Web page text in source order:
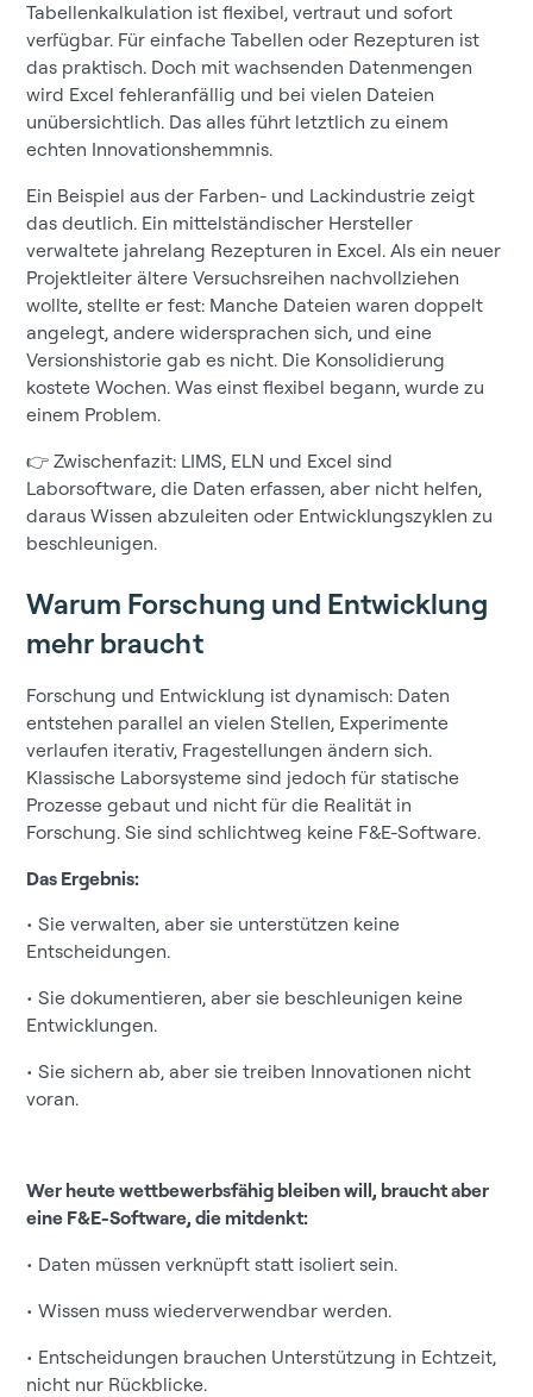
Tabellenkalkulation ist flexibel, vertraut und sofort
verfügbar. Für einfache Tabellen oder Rezepturen ist
das praktisch. Doch mit wachsenden Datenmengen
wird Excel fehleranfällig und bei vielen Dateien
unübersichtlich. Das alles führt letztlich zu einem
echten Innovationshemmnis.
Ein Beispiel aus der Farben- und Lackindustrie zeigt
das deutlich. Ein mittelständischer Hersteller
verwaltete jahrelang Rezepturen in Excel. Als ein neuer
Projektleiter ältere Versuchsreihen nachvollziehen
wollte, stellte er fest: Manche Dateien waren doppelt
angelegt, andere widersprachen sich, und eine
Versionshistorie gab es nicht. Die Konsolidierung
kostete Wochen. Was einst flexibel begann, wurde zu
einem Problem.
👉 Zwischenfazit: LIMS, ELN und Excel sind
Laborsoftware, die Daten erfassen, aber nicht helfen,
daraus Wissen abzuleiten oder Entwicklungszyklen zu
beschleunigen.
Warum Forschung und Entwicklung
mehr braucht
Forschung und Entwicklung ist dynamisch: Daten
entstehen parallel an vielen Stellen, Experimente
verlaufen iterativ, Fragestellungen ändern sich.
Klassische Laborsysteme sind jedoch für statische
Prozesse gebaut und nicht für die Realität in
Forschung. Sie sind schlichtweg keine F&E-Software.
Das Ergebnis:
• Sie verwalten, aber sie unterstützen keine
Entscheidungen.
• Sie dokumentieren, aber sie beschleunigen keine
Entwicklungen.
• Sie sichern ab, aber sie treiben Innovationen nicht
voran.
Wer heute wettbewerbsfähig bleiben will, braucht aber
eine F&E-Software, die mitdenkt:
• Daten müssen verknüpft statt isoliert sein.
• Wissen muss wiederverwendbar werden.
• Entscheidungen brauchen Unterstützung in Echtzeit,
nicht nur Rückblicke.